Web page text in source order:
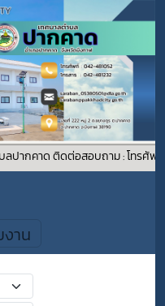
ปากคาด ติดต่อสอบถาม : โทรศัพท์
าน